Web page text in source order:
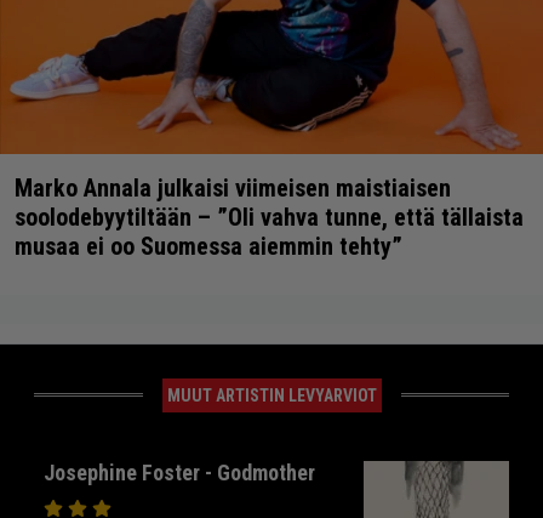
Marko Annala julkaisi viimeisen maistiaisen
soolodebyytiltään – ”Oli vahva tunne, että tällaista
musaa ei oo Suomessa aiemmin tehty”
MUUT ARTISTIN LEVYARVIOT
Josephine Foster - Godmother